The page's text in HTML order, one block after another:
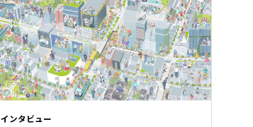
インタビュー